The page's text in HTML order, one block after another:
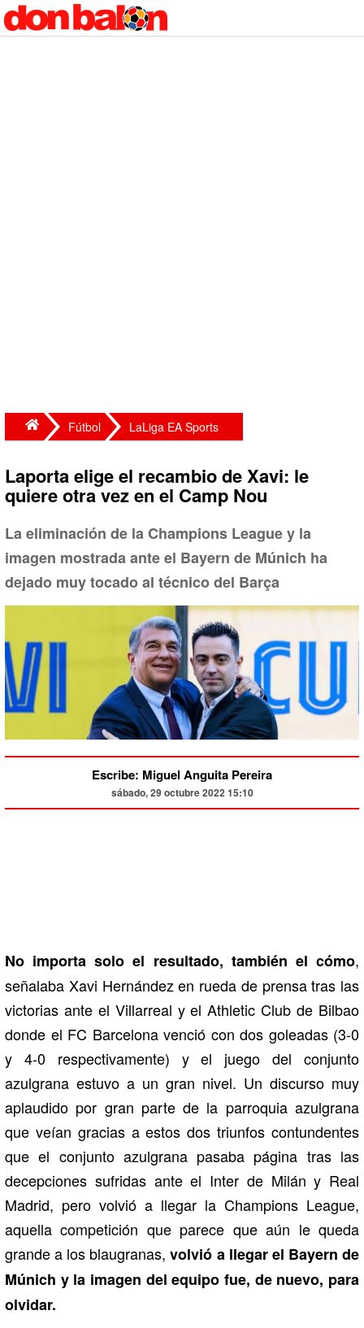
Fútbol LaLiga EA Sports
Laporta elige el recambio de Xavi: le
quiere otra vez en el Camp Nou
La eliminación de la Champions League y la
imagen mostrada ante el Bayern de Múnich ha
dejado muy tocado al técnico del Barça
Escribe: Miguel Anguita Pereira
sábado, 29 octubre 2022 15:10
No importa solo el resultado, también el cómo,
señalaba Xavi Hernández en rueda de prensa tras las
victorias ante el Villarreal y el Athletic Club de Bilbao
donde el FC Barcelona venció con dos goleadas (3-0
y 4-0 respectivamente) y el juego del conjunto
azulgrana estuvo a un gran nivel. Un discurso muy
aplaudido por gran parte de la parroquia azulgrana
que veían gracias a estos dos triunfos contundentes
que el conjunto azulgrana pasaba página tras las
decepciones sufridas ante el Inter de Milán y Real
Madrid, pero volvió a llegar la Champions League,
aquella competición que parece que aún le queda
grande a los blaugranas,volvió a llegar el Bayern de
Múnich y la imagen del equipo fue, de nuevo, para
olvidar.